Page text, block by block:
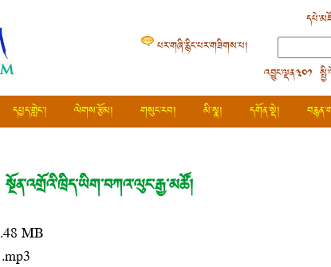
པར་གཞི་རྙིང་པར་གཟིགས་པ།
འབྱུང་ལྡན༣༠༡
དཔྱད་གླེང་། ལེགས་རྩོམ། གསུང་རབ། མི་སྣ། དགོན་སྡེ།
MB
.mp3